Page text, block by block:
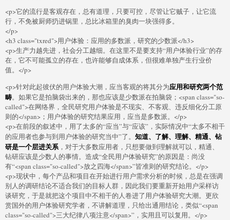
<p>它的流行是客观存在，总有道理，只要可控，尽管让它贼子，让它流
行，不免被厨师扔进锅里，总比冰箱里的臭肉一块强得多。
</p>
<h3 class="txred">用户体验：应用的多数派，研究的少数派</h3>
<p>生产力越先进，社会分工越细。在这里不是要支持“用户体验行业”的存
在，它不可能孤立的存在，也许能够自成体系，但很难单独产生行业价
值。</p>
<p>针对此起彼伏的用户体验大潮，应当客观的将其分为应用和研究两个范
畴。如果它是拍脑袋出来的，那也应该是少数派在拍脑袋；<span class="so-
called">在网络界，全民研究用户体验是不现实、不客观、违反细化分工原
则的</span>；用户体验的研究结果应用，应当是多数派。</p>
<p>在前段的叙述中，用了太多的“应当”与“应该”，实际情况中“太多不相干
的应用者也参与到用户体验的研究当中”了。 知道、了解、理解、精通、钻
研是一个层进关系，对于大多数应用者，只想要做到理解就可以，精通、
钻研应该是少数人的事情。造成“全民用户体验研究”的原因是：尚没
有“<span class="so-called">放之四海</span>”皆准则的研究结论。</p>
<p>现状中，每个产品和项目在开始进行用户需求分析的时候，总是在强调
别人的调研结论不适合我们的目标人群，因此我们要重新开始用户采样访
谈研究，于是就把这个项目中不相干的人卷进了用户体验研究大潮。更欣
赏国外的用户体验研究学者，不讲解道理，只给出通用结论，类似“<span
class="so-called">三大纪律八项注意</span>”，实用且可以复用。</p>